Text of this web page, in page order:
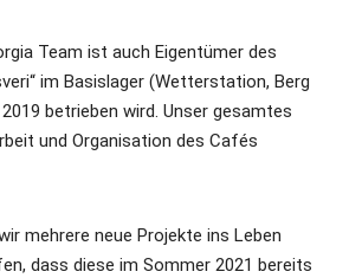
Team ist auch Eigentümer des
im Basislager (Wetterstation, Berg
betrieben wird. Unser gesamtes
und Organisation des Cafés
mehrere neue Projekte ins Leben
dass diese im Sommer 2021 bereits